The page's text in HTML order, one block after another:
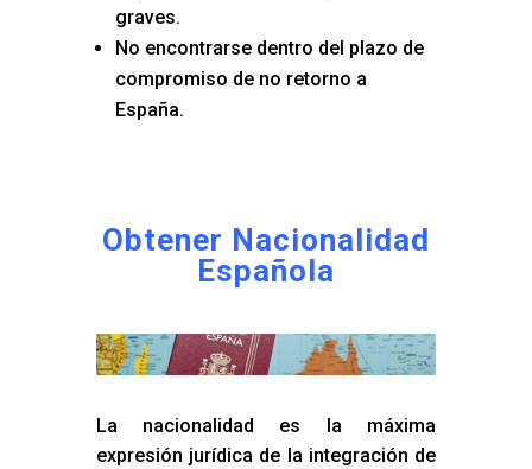
graves.
No encontrarse dentro del plazo de
compromiso de no retorno a
España.
Obtener Nacionalidad
Española
La nacionalidad es la máxima
expresión jurídica de la integración de